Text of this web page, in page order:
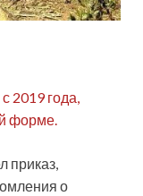
2019 года,
форме.
приказ,
о